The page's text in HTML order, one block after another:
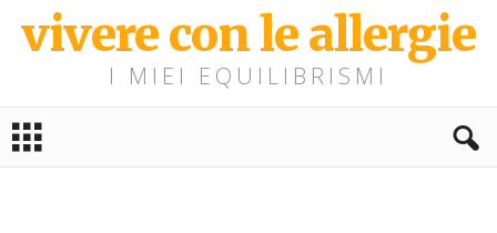
vivere con le allergie
I MIEI EQUILIBRISMI